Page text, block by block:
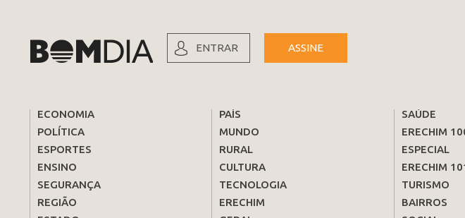
ENTRAR ASSINE
ECONOMIA
POLÍTICA
ESPORTES
ENSINO
SEGURANÇA
REGIÃO
PAÍS
MUNDO
RURAL
CULTURA
TECNOLOGIA
ERECHIM
SAÚDE
ERECHIM
ESPECIAL
ERECHIM
TURISMO
BAIRROS